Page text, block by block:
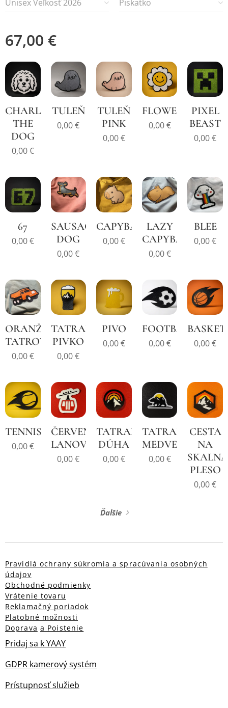
Unisex Veľkosť 2026 Piskatko
67,00 €
CHARLIE
THE
DOG
0,00€
TULEŇ
0,00€
TULEŇ
PINK
0,00€
FLOWER
0,00€
PIXEL
BEAST
0,00€
67
0,00€
SAUSAGE
DOG
0,00€
CAPYBARA
0,00€
LAZY
CAPYBARA
0,00€
BLEE
0,00€
ORANŽOVÁ
TATROVKA
0,00€
TATRANSKÉ
PIVKO
0,00€
PIVO
0,00€
FOOTBALL
0,00€ 0,00€
TENNIS
0,00€
ČERVENÁ
LANOVKA
0,00€
TATRANSKÁ
DÚHA
0,00€
TATRANSKÝ
MEDVEĎ
0,00€
CESTA
NA
PLESO
0,00€
Ďalšie
Pravidlá ochrany súkromia a spracúvania osobných
údajov
Obchodné podmienky
Vrátenie tovaru
Reklamačný poriadok
Platobné možnosti
Doprava a Poistenie
Pridaj sa k YAAY
GDPR kamerový systém
Prístupnosť služieb